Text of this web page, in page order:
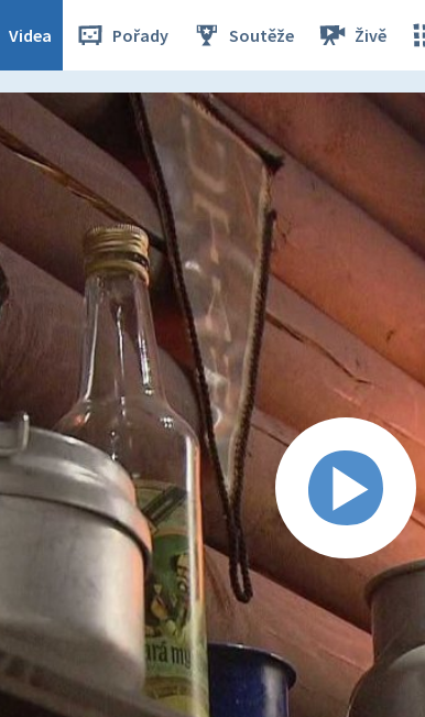
Videa Pořady Soutěže Živě